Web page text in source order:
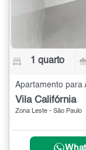
1 quarto
Apartamento para
Vila Califórnia
Zona Leste - São Paulo